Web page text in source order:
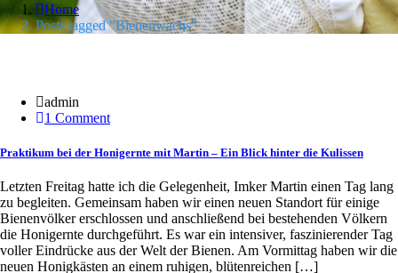
Home
Posts tagged "Bienenwachs"
admin
1 Comment
Praktikum bei der Honigernte mit Martin – Ein Blick hinter die Kulissen
Letzten Freitag hatte ich die Gelegenheit, Imker Martin einen Tag lang
zu begleiten. Gemeinsam haben wir einen neuen Standort für einige
Bienenvölker erschlossen und anschließend bei bestehenden Völkern
die Honigernte durchgeführt. Es war ein intensiver, faszinierender Tag
voller Eindrücke aus der Welt der Bienen. Am Vormittag haben wir die
neuen Honigkästen an einem ruhigen, blütenreichen […]